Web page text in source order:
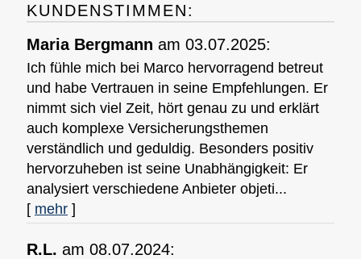
KUNDENSTIMMEN:
Maria Bergmann am 03.07.2025:
Ich fühle mich bei Marco hervorragend betreut
und habe Vertrauen in seine Empfehlungen. Er
nimmt sich viel Zeit, hört genau zu und erklärt
auch komplexe Versicherungsthemen
verständlich und geduldig. Besonders positiv
hervorzuheben ist seine Unabhängigkeit: Er
analysiert verschiedene Anbieter objeti...
[ mehr ]
R.L. am 08.07.2024: